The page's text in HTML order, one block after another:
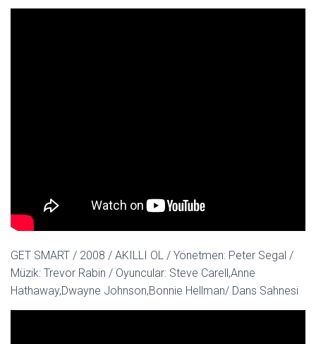
GET SMART / 2008 / AKILLI OL / Yönetmen: Peter Segal /
Müzik: Trevor Rabin / Oyuncular: Steve Carell,Anne
Hathaway,Dwayne Johnson,Bonnie Hellman/ Dans Sahnesi